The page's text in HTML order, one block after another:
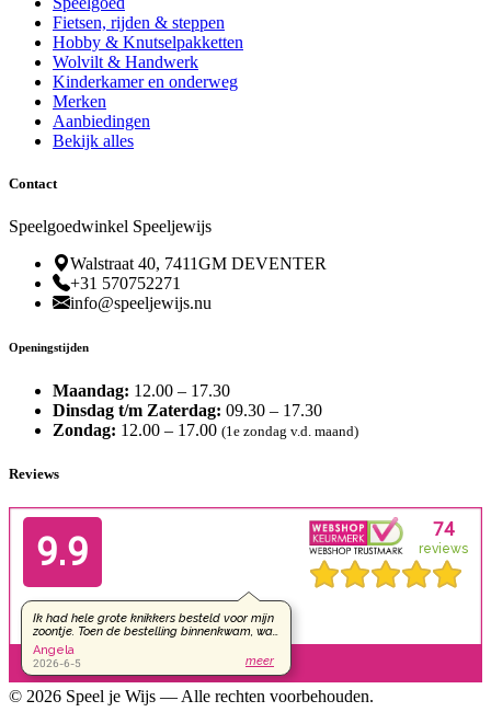
Fietsen, rijden & steppen
Hobby & Knutselpakketten
Wolvilt & Handwerk
Kinderkamer en onderweg
Merken
Aanbiedingen
Bekijk alles
Contact
Speelgoedwinkel Speeljewijs
Walstraat 40, 7411GM DEVENTER
+31 570752271
info@speeljewijs.nu
Openingstijden
Maandag: 12.00 – 17.30
Dinsdag t/m Zaterdag: 09.30 – 17.30
Zondag: 12.00 – 17.00 (1e zondag v.d. maand)
Reviews
© 2026 Speel je Wijs — Alle rechten voorbehouden.